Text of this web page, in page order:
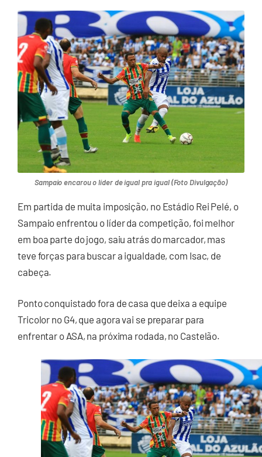
Sampaio encarou o líder de igual pra igual (Foto Divulgação)
Em partida de muita imposição, no Estádio Rei Pelé, o
Sampaio enfrentou o líder da competição, foi melhor
em boa parte do jogo, saiu atrás do marcador, mas
teve forças para buscar a igualdade, com Isac, de
cabeça.
Ponto conquistado fora de casa que deixa a equipe
Tricolor no G4, que agora vai se preparar para
enfrentar o ASA, na próxima rodada, no Castelão.